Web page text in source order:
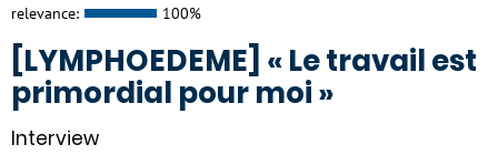
relevance: 100%
[LYMPHOEDEME] « Le travail est
primordial pour moi »
Interview